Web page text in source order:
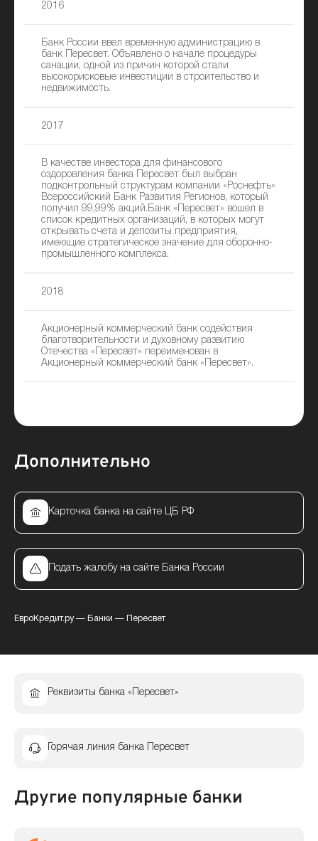
2016
Банк России ввел временную администрацию в
банк Пересвет. Объявлено о начале процедуры
санации, одной из причин которой стали
высокорисковые инвестиции в строительство и
недвижимость.
2017
В качестве инвестора для финансового
оздоровления банка Пересвет был выбран
подконтрольный структурам компании «Роснефть»
Всероссийский Банк Развития Регионов, который
получил 99,99% акций.Банк «Пересвет» вошел в
список кредитных организаций, в которых могут
открывать счета и депозиты предприятия,
имеющие стратегическое значение для оборонно-
промышленного комплекса.
2018
Акционерный коммерческий банк содействия
благотворительности и духовному развитию
Отечества «Пересвет» переименован в
Акционерный коммерческий банк «Пересвет».
Дополнительно
Карточка банка на сайте ЦБ РФ
Подать жалобу на сайте Банка России
ЕвроКредит.ру— Банки — Пересвет
Реквизиты банка «Пересвет»
Горячая линия банка Пересвет
Другие популярные банки